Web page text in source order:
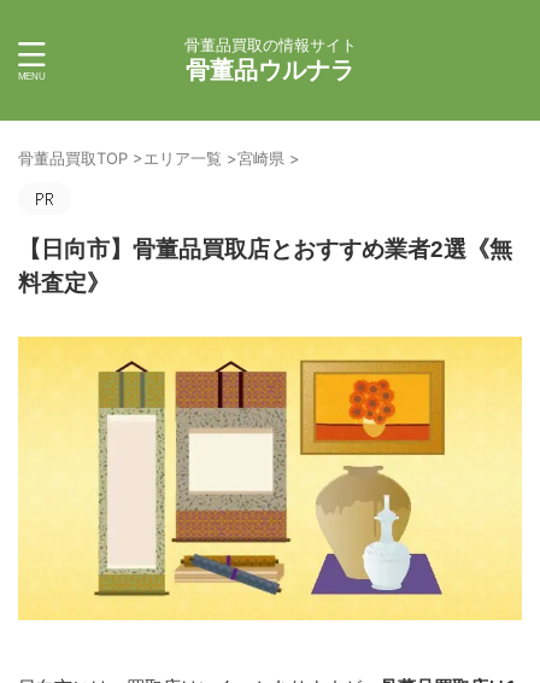
骨董品買取の情報サイト
骨董品ウルナラ
骨董品買取TOP >エリア一覧 >宮崎県 >
【日向市】骨董品買取店とおすすめ業者2選《無
料査定》